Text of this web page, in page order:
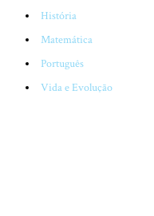
História
Matemática
Português
Vida e Evolução